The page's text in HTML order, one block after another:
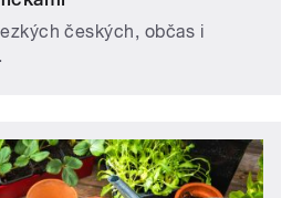
českých, občas i